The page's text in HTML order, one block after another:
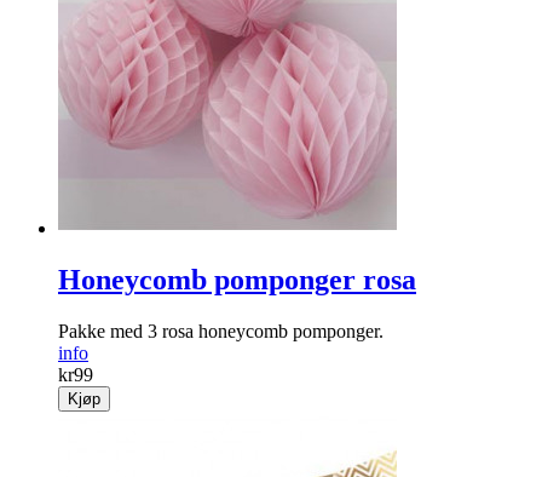
Honeycomb pomponger rosa
Pakke med 3 rosa honeycomb pomponger.
info
kr99
Kjøp